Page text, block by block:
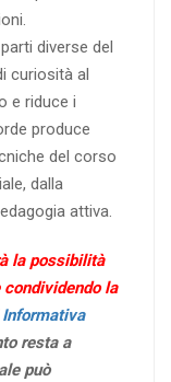
diverse del
curiosità al
e riduce i
produce
del corso
dalla
attiva.
la possibilità
la
Informativa
resta a
può